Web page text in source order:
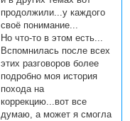
продолжили...у каждого
своё понимание...
Но что-то в этом есть...
Вспомнилась после всех
этих разговоров более
подробно моя история
похода на
коррекцию...вот все
думаю, а может я смогла